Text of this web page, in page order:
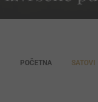
POČETNA SATOVI